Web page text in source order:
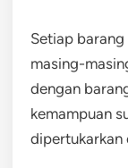
Setiap
masing-
dengan
kemampuan
dipertukarkan